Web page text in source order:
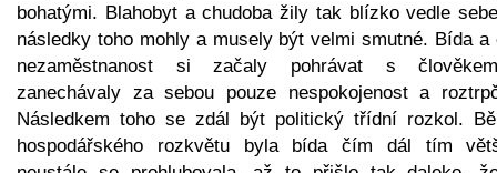
bohatými. Blahobyt a chudoba žily tak blízko vedle
následky toho mohly a musely být velmi smutné. Bída a
nezaměstnanost si začaly pohrávat s
zanechávaly za sebou pouze nespokojenost a
Následkem toho se zdál být politický třídní rozkol.
hospodářského rozkvětu byla bída čím dál tím